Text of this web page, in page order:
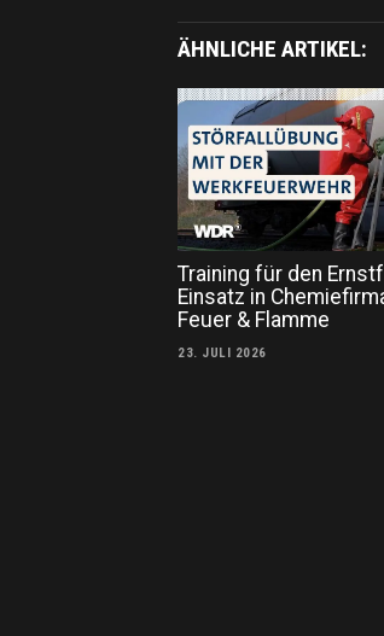
ÄHNLICHE ARTIKEL:
Training für den
Einsatz in
Feuer & Flamme
23. JULI 2026